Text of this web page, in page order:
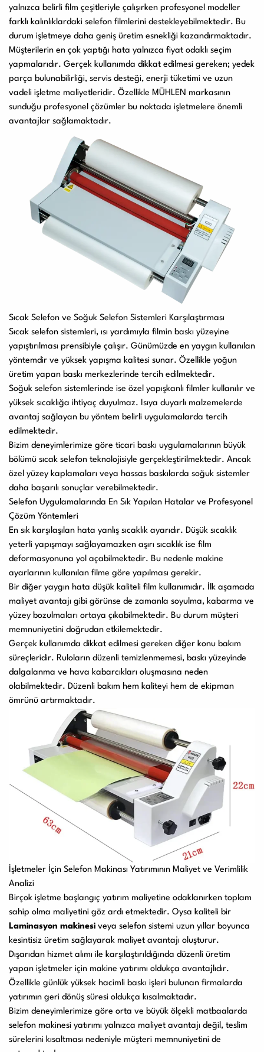
yalnızca belirli film çeşitleriyle çalışırken profesyonel modeller
farklı kalınlıklardaki selefon filmlerini destekleyebilmektedir. Bu
durum işletmeye daha geniş üretim esnekliği kazandırmaktadır.
Müşterilerin en çok yaptığı hata yalnızca fiyat odaklı seçim
yapmalarıdır. Gerçek kullanımda dikkat edilmesi gereken; yedek
parça bulunabilirliği, servis desteği, enerji tüketimi ve uzun
vadeli işletme maliyetleridir. Özellikle MÜHLEN markasının
sunduğu profesyonel çözümler bu noktada işletmelere önemli
avantajlar sağlamaktadır.
Sıcak Selefon ve Soğuk Selefon Sistemleri Karşılaştırması
Sıcak selefon sistemleri, ısı yardımıyla filmin baskı yüzeyine
yapıştırılması prensibiyle çalışır. Günümüzde en yaygın kullanılan
yöntemdir ve yüksek yapışma kalitesi sunar. Özellikle yoğun
üretim yapan baskı merkezlerinde tercih edilmektedir.
Soğuk selefon sistemlerinde ise özel yapışkanlı filmler kullanılır ve
yüksek sıcaklığa ihtiyaç duyulmaz. Isıya duyarlı malzemelerde
avantaj sağlayan bu yöntem belirli uygulamalarda tercih
edilmektedir.
Bizim deneyimlerimize göre ticari baskı uygulamalarının büyük
bölümü sıcak selefon teknolojisiyle gerçekleştirilmektedir. Ancak
özel yüzey kaplamaları veya hassas baskılarda soğuk sistemler
daha başarılı sonuçlar verebilmektedir.
Selefon Uygulamalarında En Sık Yapılan Hatalar ve Profesyonel
Çözüm Yöntemleri
En sık karşılaşılan hata yanlış sıcaklık ayarıdır. Düşük sıcaklık
yeterli yapışmayı sağlayamazken aşırı sıcaklık ise film
deformasyonuna yol açabilmektedir. Bu nedenle makine
ayarlarının kullanılan filme göre yapılması gerekir.
Bir diğer yaygın hata düşük kaliteli film kullanımıdır. İlk aşamada
maliyet avantajı gibi görünse de zamanla soyulma, kabarma ve
yüzey bozulmaları ortaya çıkabilmektedir. Bu durum müşteri
memnuniyetini doğrudan etkilemektedir.
Gerçek kullanımda dikkat edilmesi gereken diğer konu bakım
süreçleridir. Ruloların düzenli temizlenmemesi, baskı yüzeyinde
dalgalanma ve hava kabarcıkları oluşmasına neden
olabilmektedir. Düzenli bakım hem kaliteyi hem de ekipman
ömrünü artırmaktadır.
İşletmeler İçin Selefon Makinası Yatırımının Maliyet ve Verimlilik
Analizi
Birçok işletme başlangıç yatırım maliyetine odaklanırken toplam
sahip olma maliyetini göz ardı etmektedir. Oysa kaliteli bir
Laminasyon makinesi veya selefon sistemi uzun yıllar boyunca
kesintisiz üretim sağlayarak maliyet avantajı oluşturur.
Dışarıdan hizmet alımı ile karşılaştırıldığında düzenli üretim
yapan işletmeler için makine yatırımı oldukça avantajlıdır.
Özellikle günlük yüksek hacimli baskı işleri bulunan firmalarda
yatırımın geri dönüş süresi oldukça kısalmaktadır.
Bizim deneyimlerimize göre orta ve büyük ölçekli matbaalarda
selefon makinesi yatırımı yalnızca maliyet avantajı değil, teslim
sürelerini kısaltması nedeniyle müşteri memnuniyetini de